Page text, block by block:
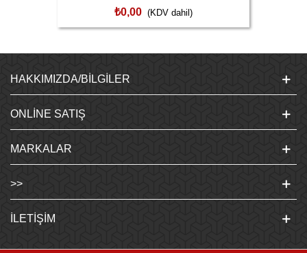
₺0,00 (KDV dahil)
HAKKIMIZDA/BILGILER
ONLINE SATIŞ
MARKALAR
>>
İLETIŞIM